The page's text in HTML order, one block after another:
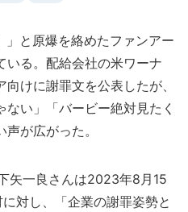
と原爆を絡めたファンアー
いる。配給会社の米ワーナ
けに謝罪文を公表したが、
い」「バービー絶対見たく
が広がった。
矢一良さんは2023年8月15
対し、「企業の謝罪姿勢と